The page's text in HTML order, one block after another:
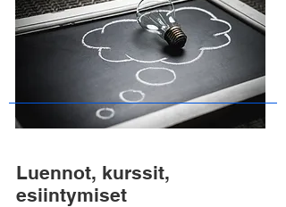
Luennot, kurssit,
esiintymiset